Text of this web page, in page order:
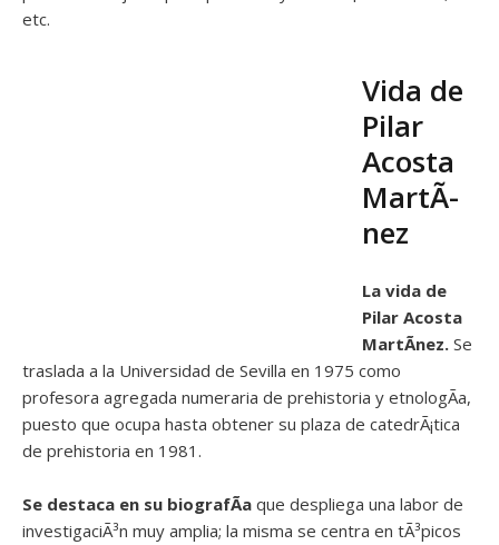
etc.
Vida de
Pilar
Acosta
MartÃ­
nez
La vida de
Pilar Acosta
MartÃ­nez. Se
traslada a la Universidad de Sevilla en 1975 como
profesora agregada numeraria de prehistoria y etnologÃ­a,
puesto que ocupa hasta obtener su plaza de catedrÃ¡tica
de prehistoria en 1981.
Se destaca en su biografÃ­a que despliega una labor de
investigaciÃ³n muy amplia; la misma se centra en tÃ³picos